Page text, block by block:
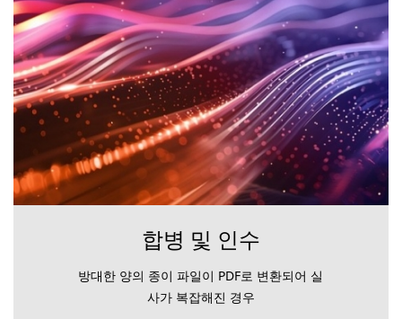
합병 및 인수
방대한 양의 종이 파일이 PDF로 변환되어 실
사가 복잡해진 경우